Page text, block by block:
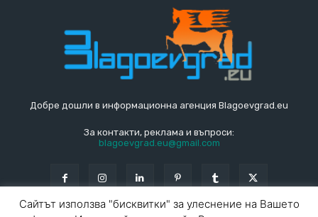
Добре дошли в информационна агенция Blagoevgrad.eu
За контакти, реклама и въпроси:
blagoevgrad.eu@gmail.com
Сайтът използва "бисквитки" за улеснение на Вашето